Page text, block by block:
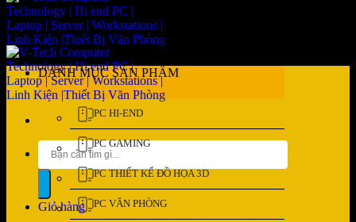
Tìm
kiếm:
Giỏ hàng
DANH MỤC SẢN PHẨM
PC HI-END
PC GAMING
PC THIẾT KẾ ĐỒ HỌA 3D
PC VĂN PHÒNG